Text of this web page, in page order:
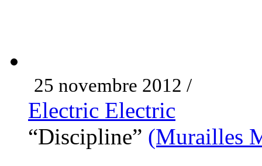
25 novembre 2012 /
Electric Electric
“Discipline” (Murailles